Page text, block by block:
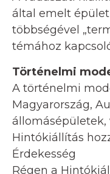
által emelt
többségével
témához
Történelmi
A történelmi
Magyarország,
állomásépületek,
Hintókiállítás
Érdekesség
Régen a